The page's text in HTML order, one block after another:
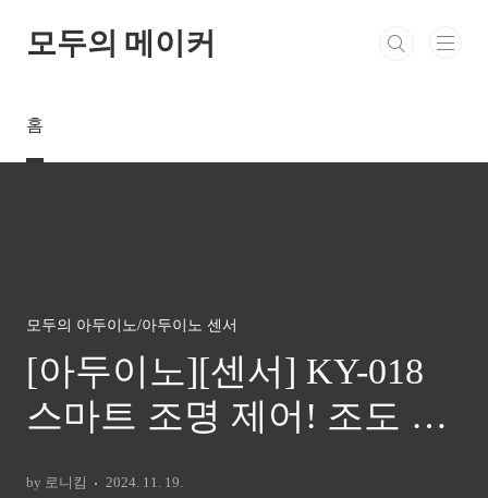
모두의 메이커
홈
모두의 아두이노/아두이노 센서
[아두이노][센서] KY-018
스마트 조명 제어! 조도 센
by 로니킴 2024. 11. 19.